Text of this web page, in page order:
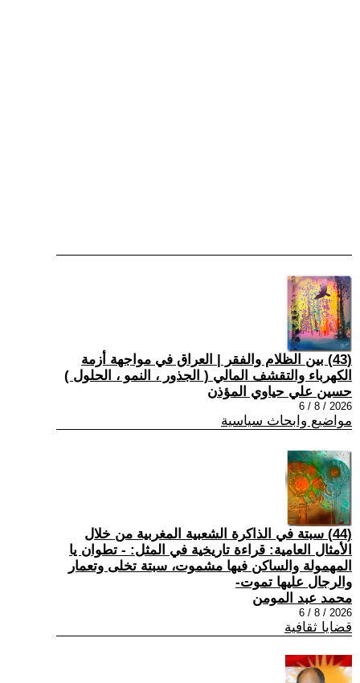
(43) بين الظلام والفقر | العراق في مواجهة أزمة
الكهرباء والتقشف المالي ( الجذور ، النمو ، الحلول )
حسين علي حياوي المؤذن
2026 / 8 / 6
مواضيع وابحاث سياسية
(44) سبتة في الذاكرة الشعبية المغربية من خلال
الأمثال العامية: قراءة تاريخية في المثل: - تطوان يا
المهمولة والساكن فيها مشموت، سبتة تخلى وتعمار
والرجال عليها تموت-
محمد عبد المومن
2026 / 8 / 6
قضايا ثقافية